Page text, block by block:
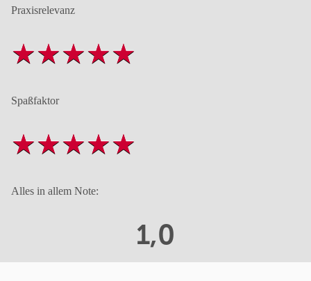
Praxisrelevanz
Spaßfaktor
Alles in allem Note:
1,0